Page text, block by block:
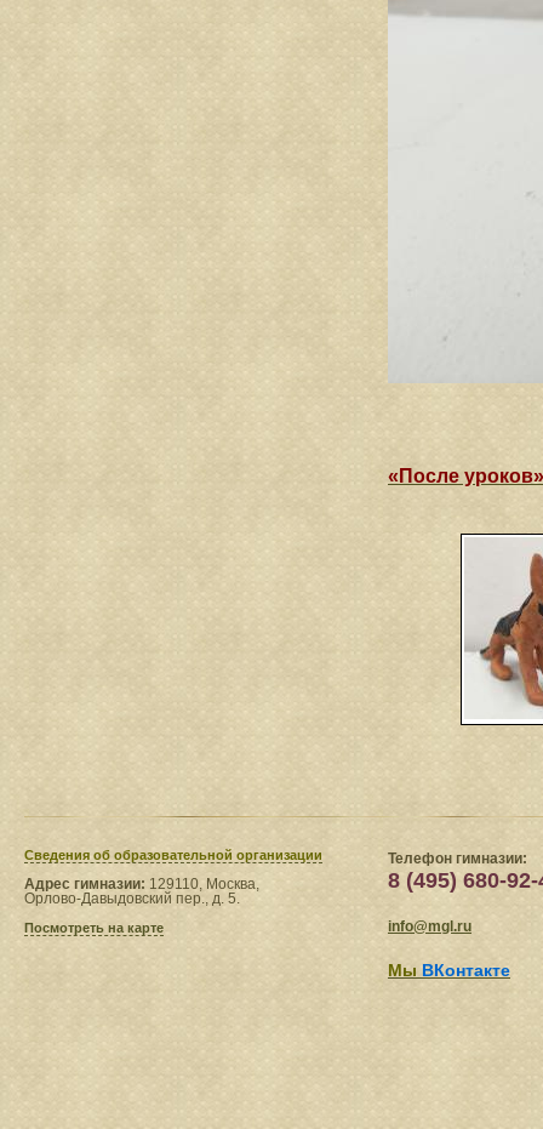
«После уроков»
Сведения​ об образовательной организации
Адрес гимназии: 129110, Москва,
Орлово-Давыдовский пер., д. 5.
Посмотреть на карте
Телефон гимназии:
8 (495) 680-92-
info@mgl.ru
Мы ВКонтакте